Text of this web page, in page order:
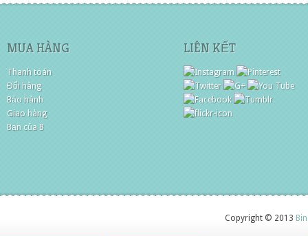
MUA HÀNG
Thanh toán
Đổi hàng
Bảo hành
Giao hàng
Bạn của B
LIÊN KẾT
Copyright © 2013